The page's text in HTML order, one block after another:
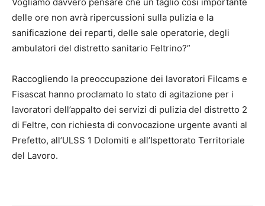
Vogliamo davvero pensare che un taglio così importante
delle ore non avrà ripercussioni sulla pulizia e la
sanificazione dei reparti, delle sale operatorie, degli
ambulatori del distretto sanitario Feltrino?”
Raccogliendo la preoccupazione dei lavoratori Filcams e
Fisascat hanno proclamato lo stato di agitazione per i
lavoratori dell’appalto dei servizi di pulizia del distretto 2
di Feltre, con richiesta di convocazione urgente avanti al
Prefetto, all’ULSS 1 Dolomiti e all’Ispettorato Territoriale
del Lavoro.